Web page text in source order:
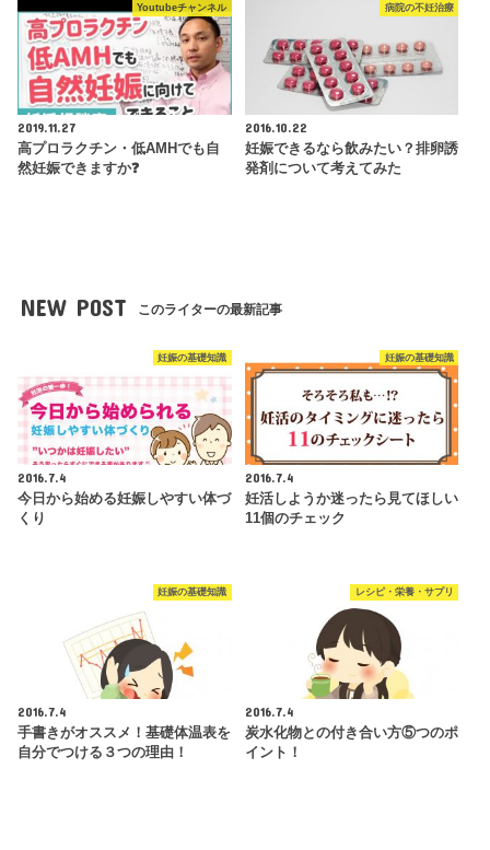
Youtubeチャンネル
2019.11.27
高プロラクチン・低AMHでも自
然妊娠できますか❓
病院の不妊治療
2016.10.22
妊娠できるなら飲みたい？排卵誘
発剤について考えてみた
NEW POST このライターの最新記事
妊娠の基礎知識
2016.7.4
今日から始める妊娠しやすい体づ
くり
妊娠の基礎知識
2016.7.4
妊活しようか迷ったら見てほしい
11個のチェック
妊娠の基礎知識
2016.7.4
手書きがオススメ！基礎体温表を
自分でつける３つの理由！
レシピ・栄養・サプリ
2016.7.4
炭水化物との付き合い方⑤つのポ
イント！